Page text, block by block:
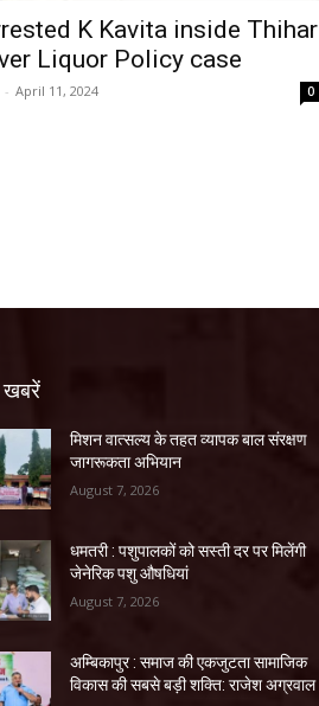
K Kavita inside Thihar
Liquor Policy case
- April 11, 2024 0
खबरें
मिशन वात्सल्य के तहत व्यापक बाल संरक्षण
जागरूकता अभियान
August 7, 2026
धमतरी : पशुपालकों को सस्ती दर पर मिलेंगी
जेनेरिक पशु औषधियां
August 7, 2026
अम्बिकापुर : समाज की एकजुटता सामाजिक
विकास की सबसे बड़ी शक्ति: राजेश अग्रवाल